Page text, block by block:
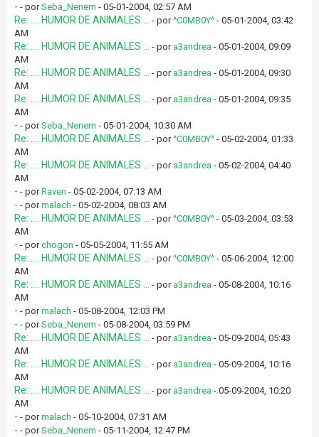
- - porSeba_Nenem - 05-01-2004, 02:57 AM
Re: .... HUMOR DE ANIMALES ... - por^C0MB0Y^ - 05-01-2004, 03:42
AM
Re: .... HUMOR DE ANIMALES ... - por a3andrea - 05-01-2004, 09:09
AM
Re: .... HUMOR DE ANIMALES ... - por a3andrea - 05-01-2004, 09:30
AM
Re: .... HUMOR DE ANIMALES ... - por a3andrea - 05-01-2004, 09:35
AM
- - porSeba_Nenem - 05-01-2004, 10:30 AM
Re: .... HUMOR DE ANIMALES ... - por^C0MB0Y^ - 05-02-2004, 01:33
AM
Re: .... HUMOR DE ANIMALES ... - por a3andrea - 05-02-2004, 04:40
AM
- - porRaven - 05-02-2004, 07:13 AM
- - pormalach - 05-02-2004, 08:03 AM
Re: .... HUMOR DE ANIMALES ... - por^C0MB0Y^ - 05-03-2004, 03:53
AM
- - porchogon - 05-05-2004, 11:55 AM
Re: .... HUMOR DE ANIMALES ... - por^C0MB0Y^ - 05-06-2004, 12:00
AM
Re: .... HUMOR DE ANIMALES ... - por a3andrea - 05-08-2004, 10:16
AM
- - pormalach - 05-08-2004, 12:03 PM
- - porSeba_Nenem - 05-08-2004, 03:59 PM
Re: .... HUMOR DE ANIMALES ... - por a3andrea - 05-09-2004, 05:43
AM
Re: .... HUMOR DE ANIMALES ... - por a3andrea - 05-09-2004, 10:16
AM
Re: .... HUMOR DE ANIMALES ... - por a3andrea - 05-09-2004, 10:20
AM
- - pormalach - 05-10-2004, 07:31 AM
- - porSeba_Nenem - 05-11-2004, 12:47 PM